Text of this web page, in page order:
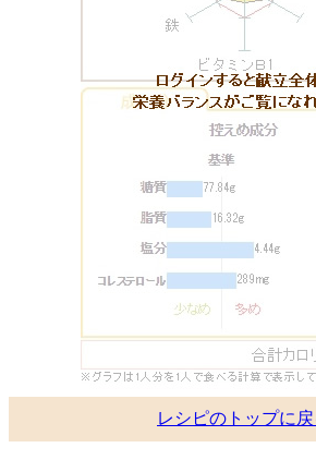
レシピのトップに戻